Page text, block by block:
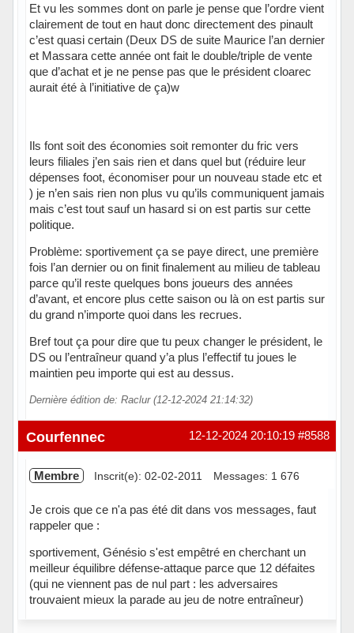
Et vu les sommes dont on parle je pense que l’ordre vient
clairement de tout en haut donc directement des pinault
c’est quasi certain (Deux DS de suite Maurice l’an dernier
et Massara cette année ont fait le double/triple de vente
que d’achat et je ne pense pas que le président cloarec
aurait été à l’initiative de ça)w
Ils font soit des économies soit remonter du fric vers
leurs filiales j’en sais rien et dans quel but (réduire leur
dépenses foot, économiser pour un nouveau stade etc et
) je n’en sais rien non plus vu qu’ils communiquent jamais
mais c’est tout sauf un hasard si on est partis sur cette
politique.
Problème: sportivement ça se paye direct, une première
fois l’an dernier ou on finit finalement au milieu de tableau
parce qu’il reste quelques bons joueurs des années
d’avant, et encore plus cette saison ou là on est partis sur
du grand n’importe quoi dans les recrues.
Bref tout ça pour dire que tu peux changer le président, le
DS ou l’entraîneur quand y’a plus l’effectif tu joues le
maintien peu importe qui est au dessus.
Dernière édition de: Raclur (12-12-2024 21:14:32)
Hors ligne #8588
12-12-2024 20:10:19
Courfennec
Membre Inscrit(e): 02-02-2011 Messages: 1 676
Je crois que ce n'a pas été dit dans vos messages, faut
rappeler que :
sportivement, Génésio s'est empêtré en cherchant un
meilleur équilibre défense-attaque parce que 12 défaites
(qui ne viennent pas de nul part : les adversaires
trouvaient mieux la parade au jeu de notre entraîneur)